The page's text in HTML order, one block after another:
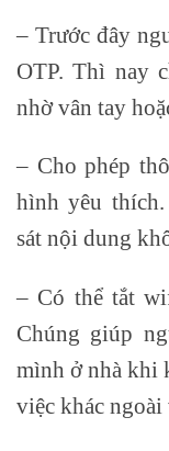
– Trước đây
OTP. Thì nay
nhờ vân tay
– Cho phép
hình yêu
sát nội dung
– Có thể tắt
Chúng giúp
mình ở nhà khi
việc khác ngoài